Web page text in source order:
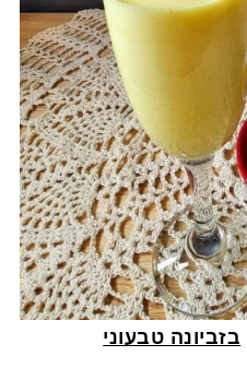
בזביונה טבעוני